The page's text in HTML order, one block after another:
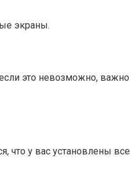
экраны.
это невозможно, важно
что у вас установлены все